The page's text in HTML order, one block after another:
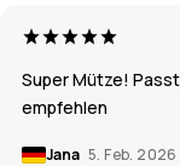
Super Mütze!
empfehlen
Jana 5. Feb. 2026